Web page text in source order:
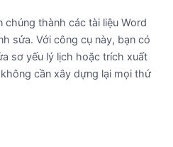
chúng thành các tài liệu Word
sửa. Với công cụ này, bạn có
sơ yếu lý lịch hoặc trích xuất
cần xây dựng lại mọi thứ